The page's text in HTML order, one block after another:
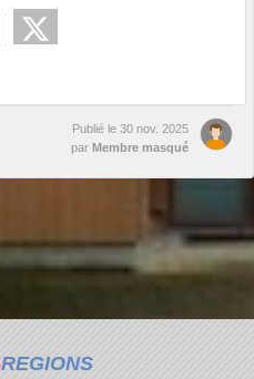
Publié le 30 nov. 2025
par Membre masqué
REGIONS